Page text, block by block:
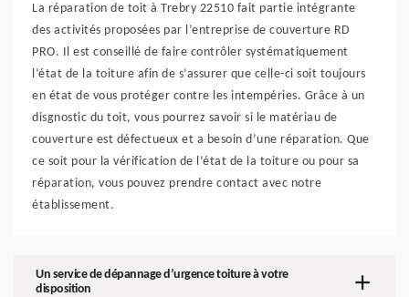
La réparation de toit à Trebry 22510 fait partie intégrante
des activités proposées par l’entreprise de couverture RD
PRO. Il est conseillé de faire contrôler systématiquement
l’état de la toiture afin de s’assurer que celle-ci soit toujours
en état de vous protéger contre les intempéries. Grâce à un
disgnostic du toit, vous pourrez savoir si le matériau de
couverture est défectueux et a besoin d’une réparation. Que
ce soit pour la vérification de l’état de la toiture ou pour sa
réparation, vous pouvez prendre contact avec notre
établissement.
Un service de dépannage d’urgence toiture à votre
disposition